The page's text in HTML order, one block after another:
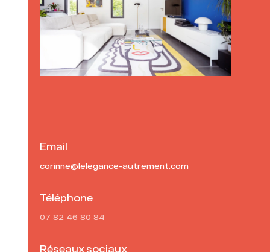
Email
corinne@lelegance-autrement.com
Téléphone
07 82 46 80 84
Réseaux sociaux